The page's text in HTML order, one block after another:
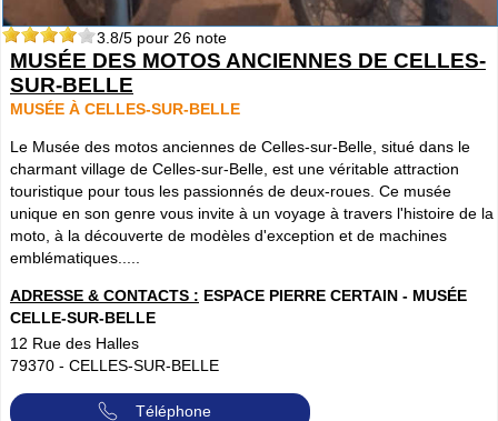
3.8/5 pour 26 note
MUSÉE DES MOTOS ANCIENNES DE CELLES-
SUR-BELLE
MUSÉE À CELLES-SUR-BELLE
Le Musée des motos anciennes de Celles-sur-Belle, situé dans le
charmant village de Celles-sur-Belle, est une véritable attraction
touristique pour tous les passionnés de deux-roues. Ce musée
unique en son genre vous invite à un voyage à travers l'histoire de la
moto, à la découverte de modèles d'exception et de machines
emblématiques.....
ADRESSE & CONTACTS : ESPACE PIERRE CERTAIN - MUSÉE
CELLE-SUR-BELLE
12 Rue des Halles
79370 - CELLES-SUR-BELLE
Téléphone